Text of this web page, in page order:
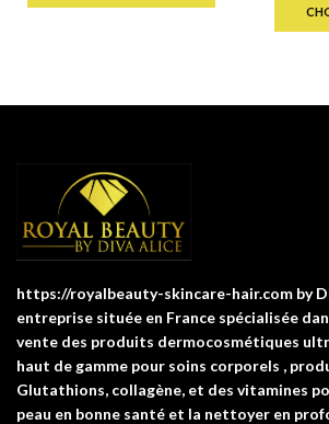
€155.00
a
du
produit
https://royalbeauty-skincare-hair.com by
entreprise située en France spécialisée
vente des produits dermocosmétiques
haut de gamme pour soins corporels ,
Glutathions, collagène, et des vitamines
peau en bonne santé et la nettoyer en